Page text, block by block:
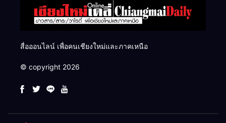
สื่อออนไลน์ เพื่อคนเชียงใหม่และภาคเหนือ
© copyright 2026